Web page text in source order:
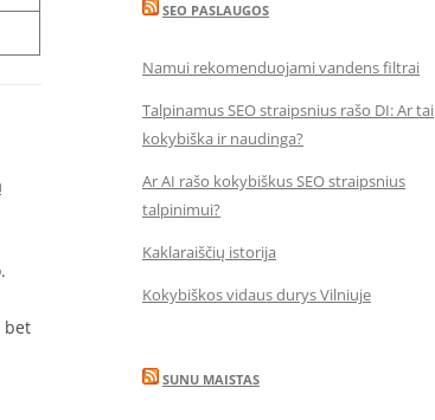
bet
SEO PASLAUGOS
Namui rekomenduojami vandens filtrai
Talpinamus SEO straipsnius rašo DI: Ar tai
kokybiška ir naudinga?
Ar AI rašo kokybiškus SEO straipsnius
talpinimui?
Kaklaraiščių istorija
Kokybiškos vidaus durys Vilniuje
SUNU MAISTAS